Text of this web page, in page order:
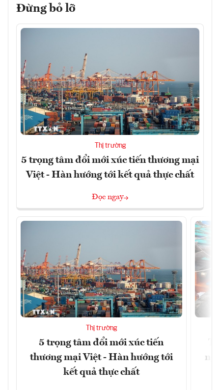
Đừng bỏ lỡ
Thị trường
5 trọng tâm đổi mới xúc tiến thương mại
Việt - Hàn hướng tới kết quả thực chất
Đọc ngay
Thị trường
5 trọng tâm đổi mới xúc tiến
thương mại Việt - Hàn hướng tới
kết quả thực chất